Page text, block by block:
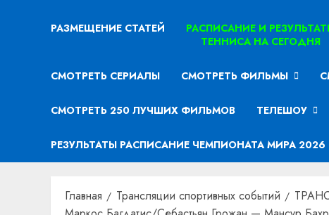
РАЗМЕЩЕНИЕ СТАТЕЙ
РАСПИСАНИЕ И
ТЕННИСА НА СЕГОДНЯ
СМОТРЕТЬ СЕРИАЛЫ СМОТРЕТЬ ФИЛЬМЫ
СМОТРЕТЬ 250 ЛУЧШИХ ФИЛЬМОВ ТЕЛЕШОУ
РЕЗУЛЬТАТЫ РАСПИСАНИЕ ЧЕМПИОНАТА МИРА
Главная Трансляции спортивных событий